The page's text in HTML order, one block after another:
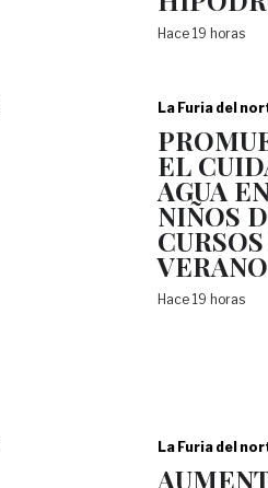
Hace 19 horas
La Furia del
EL
AGUA
NIÑOS
VERANO
Hace 19 horas
La Furia del